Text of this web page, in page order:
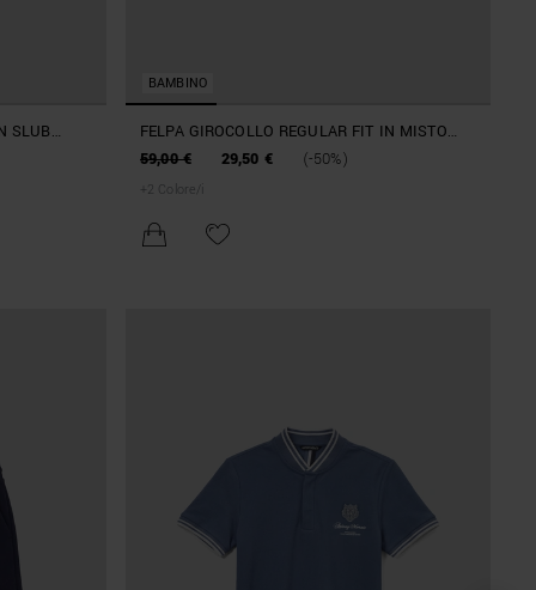
SLUB
BAMBINO
FELPA GIROCOLLO REGULAR FIT IN MISTO
COTONE INTERLOCK CON STAMPA
59,00 € 29,50 € (-50%)
+ 2 Colore/i